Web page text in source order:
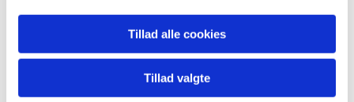
Tillad alle cookies
Tillad valgte